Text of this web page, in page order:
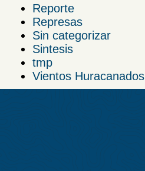
Reporte
Represas
Sin categorizar
Sintesis
tmp
Vientos Huracanados